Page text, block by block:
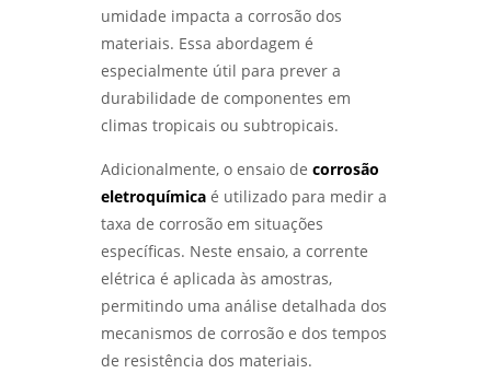
COMO FUNCIONA O SERVIÇO DE
QUALIFICAÇÃO DE SOLDADOR E SUAS
VANTAGENS - LABMETAL
ANÁLISE DE FALHAS EM MÁQUINAS E
EQUIPAMENTOS PARA OTIMIZAÇÃO DE
QUALIFICAÇÃO DE SOLDADORES: COMO
GARANTIR A EXCELÊNCIA NA SOLDAGEM -
LABMETAL
LABORATÓRIO DE ENSAIOS: DESCUBRA OS
SEGREDOS POR TRÁS DA QUALIDADE E
INOVAÇÃO - LABMETAL
umidade impacta a corrosão dos
materiais. Essa abordagem é
especialmente útil para prever a
durabilidade de componentes em
climas tropicais ou subtropicais.
Adicionalmente, o ensaio de corrosão
eletroquímicaé utilizado para medir a
taxa de corrosão em situações
específicas. Neste ensaio, a corrente
elétrica é aplicada às amostras,
permitindo uma análise detalhada dos
mecanismos de corrosão e dos tempos
de resistência dos materiais.